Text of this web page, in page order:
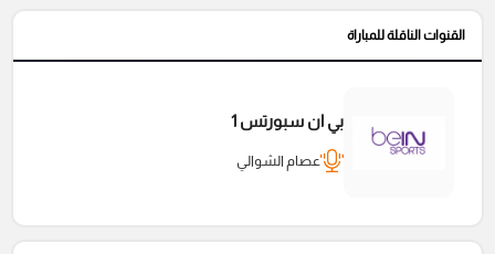
القنوات الناقلة للمباراة
بي ان سبورتس 1
عصام الشوالي